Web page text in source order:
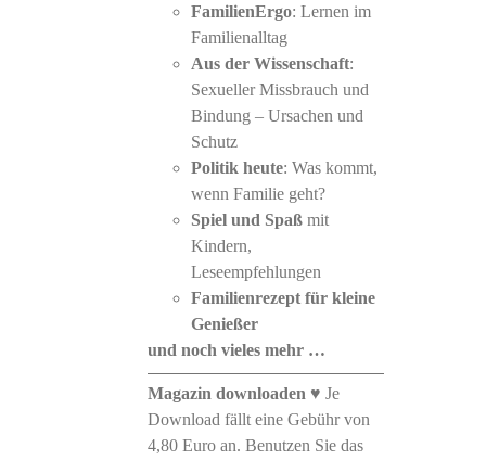
FamilienErgo: Lernen im
Familienalltag
Aus der Wissenschaft:
Sexueller Missbrauch und
Bindung – Ursachen und
Schutz
Politik heute: Was kommt,
wenn Familie geht?
Spiel und Spaß mit
Kindern,
Leseempfehlungen
Familienrezeptfür kleine
Genießer
und noch vieles mehr …
Magazin downloaden ♥ Je
Download fällt eine Gebühr von
4,80 Euro an. Benutzen Sie das